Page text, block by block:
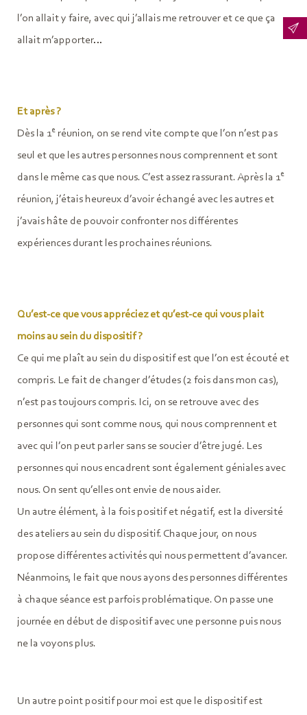
l’on allait y faire, avec qui j’allais me retrouver et ce que ça
allait m’apporter…
Et après ?
Dès la 1e réunion, on se rend vite compte que l’on n’est pas
seul et que les autres personnes nous comprennent et sont
dans le même cas que nous. C’est assez rassurant. Après la 1e
réunion, j’étais heureux d’avoir échangé avec les autres et
j’avais hâte de pouvoir confronter nos différentes
expériences durant les prochaines réunions.
Qu’est-ce que vous appréciez et qu’est-ce qui vous plait
moins au sein du dispositif ?
Ce qui me plaît au sein du dispositif est que l’on est écouté et
compris. Le fait de changer d’études (2 fois dans mon cas),
n’est pas toujours compris. Ici, on se retrouve avec des
personnes qui sont comme nous, qui nous comprennent et
avec qui l’on peut parler sans se soucier d’être jugé. Les
personnes qui nous encadrent sont également géniales avec
nous. On sent qu’elles ont envie de nous aider.
Un autre élément, à la fois positif et négatif, est la diversité
des ateliers au sein du dispositif. Chaque jour, on nous
propose différentes activités qui nous permettent d’avancer.
Néanmoins, le fait que nous ayons des personnes différentes
à chaque séance est parfois problématique. On passe une
journée en début de dispositif avec une personne puis nous
ne la voyons plus.
Un autre point positif pour moi est que le dispositif est